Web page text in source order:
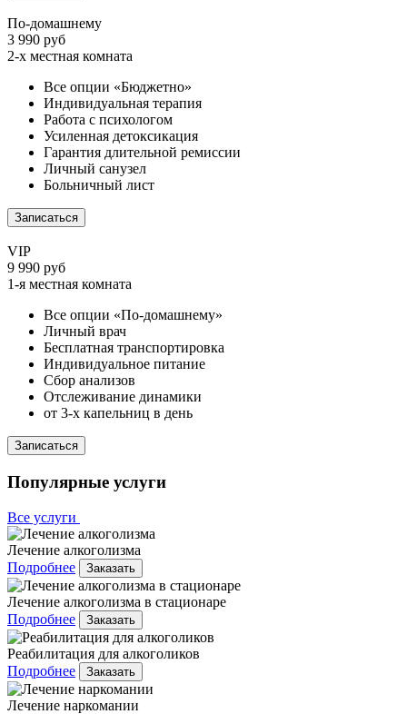
По-домашнему
3 990 руб
2-х местная комната
Все опции «Бюджетно»
Индивидуальная терапия
Работа с психологом
Усиленная детоксикация
Гарантия длительной ремиссии
Личный санузел
Больничный лист
Записаться
VIP
9 990 руб
1-я местная комната
Все опции «По-домашнему»
Личный врач
Бесплатная транспортировка
Индивидуальное питание
Сбор анализов
Отслеживание динамики
от 3-х капельниц в день
Записаться
Популярные услуги
Все услуги
Лечение алкоголизма
Подробнее
Заказать
Лечение алкоголизма в стационаре
Подробнее
Заказать
Реабилитация для алкоголиков
Подробнее
Заказать
Лечение наркомании